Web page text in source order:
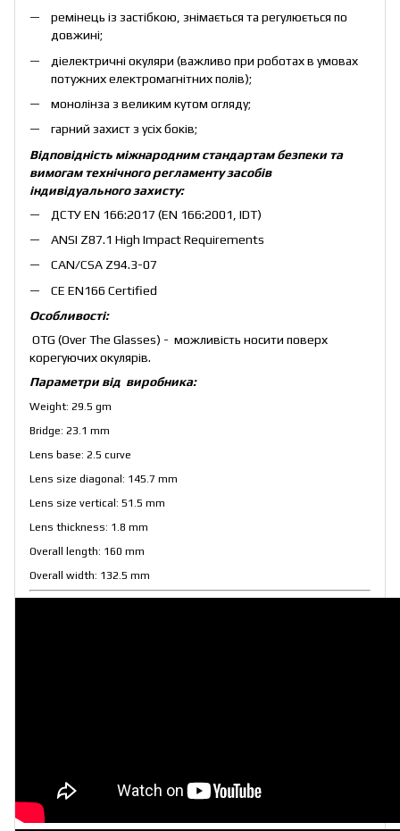
ремінець із застібкою, знімається та регулюється по
довжині;
діелектричні окуляри (важливо при роботах в умовах
потужних електромагнітних полів);
монолінза з великим кутом огляду;
гарний захист з усіх боків;
Відповідність міжнародним стандартам безпеки та
вимогам технічного регламенту засобів
індивідуального захисту:
ДСТУ EN 166:2017 (EN 166:2001, IDT)
ANSI Z87.1 High Impact Requirements
CAN/CSA Z94.3-07
CE EN166 Certified
Особливості:
OTG (Over The Glasses) - можливість носити поверх
корегуючих окулярів.
Параметри від виробника:
Weight: 29.5 gm
Bridge: 23.1 mm
Lens base: 2.5 curve
Lens size diagonal: 145.7 mm
Lens size vertical: 51.5 mm
Lens thickness: 1.8 mm
Overall length: 160 mm
Overall width: 132.5 mm